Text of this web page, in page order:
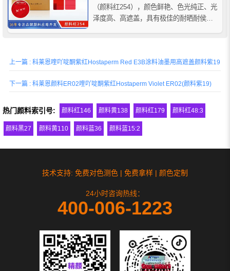
（颜料红254），颜色鲜艳、色光纯正、光
泽度高、高遮盖，具有极佳的耐晒耐侯性
色应用。
上一篇 : 科莱恩喹吖啶酮紫红Hostaperm Red E3B涂料油墨用高遮盖颜料紫19
下一篇 : 科莱恩颜料ER02喹吖啶酮紫红Hostaperm Violet ER02(颜料紫19)
热门颜料索引号: 颜料红146 颜料黄138 颜料红179 颜料红48:3
颜料黑27 颜料黄110 颜料蓝36 颜料蓝15:2
技术支持: 免费对色测色 | 免费拿样 | 颜色定制
24小时咨询热线：
400-006-1223